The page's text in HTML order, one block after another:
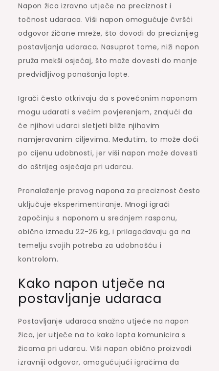
Napon žica izravno utječe na preciznost i
točnost udaraca. Viši napon omogućuje čvršći
odgovor žičane mreže, što dovodi do preciznijeg
postavljanja udaraca. Nasuprot tome, niži napon
pruža mekši osjećaj, što može dovesti do manje
predvidljivog ponašanja lopte.
Igrači često otkrivaju da s povećanim naponom
mogu udarati s većim povjerenjem, znajući da
će njihovi udarci sletjeti bliže njihovim
namjeravanim ciljevima. Međutim, to može doći
po cijenu udobnosti, jer viši napon može dovesti
do oštrijeg osjećaja pri udarcu.
Pronalaženje pravog napona za preciznost često
uključuje eksperimentiranje. Mnogi igrači
započinju s naponom u srednjem rasponu,
obično između 22-26 kg, i prilagođavaju ga na
temelju svojih potreba za udobnošću i
kontrolom.
Kako napon utječe na
postavljanje udaraca
Postavljanje udaraca snažno utječe na napon
žica, jer utječe na to kako lopta komunicira s
žicama pri udarcu. Viši napon obično proizvodi
izravniji odgovor, omogućujući igračima da